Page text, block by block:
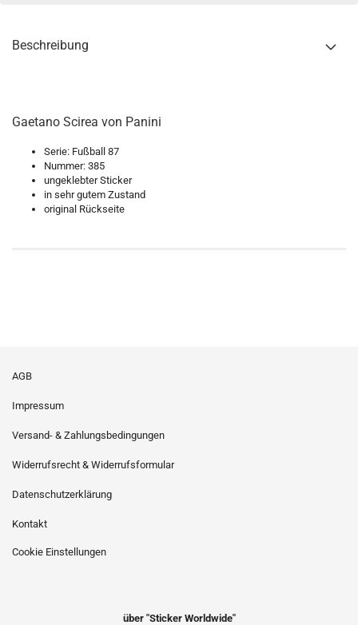
Beschreibung
Gaetano Scirea von Panini
Serie: Fußball 87
Nummer: 385
ungeklebter Sticker
in sehr gutem Zustand
original Rückseite
AGB
Impressum
Versand- & Zahlungsbedingungen
Widerrufsrecht & Widerrufsformular
Datenschutzerklärung
Kontakt
Cookie Einstellungen
über "Sticker Worldwide"